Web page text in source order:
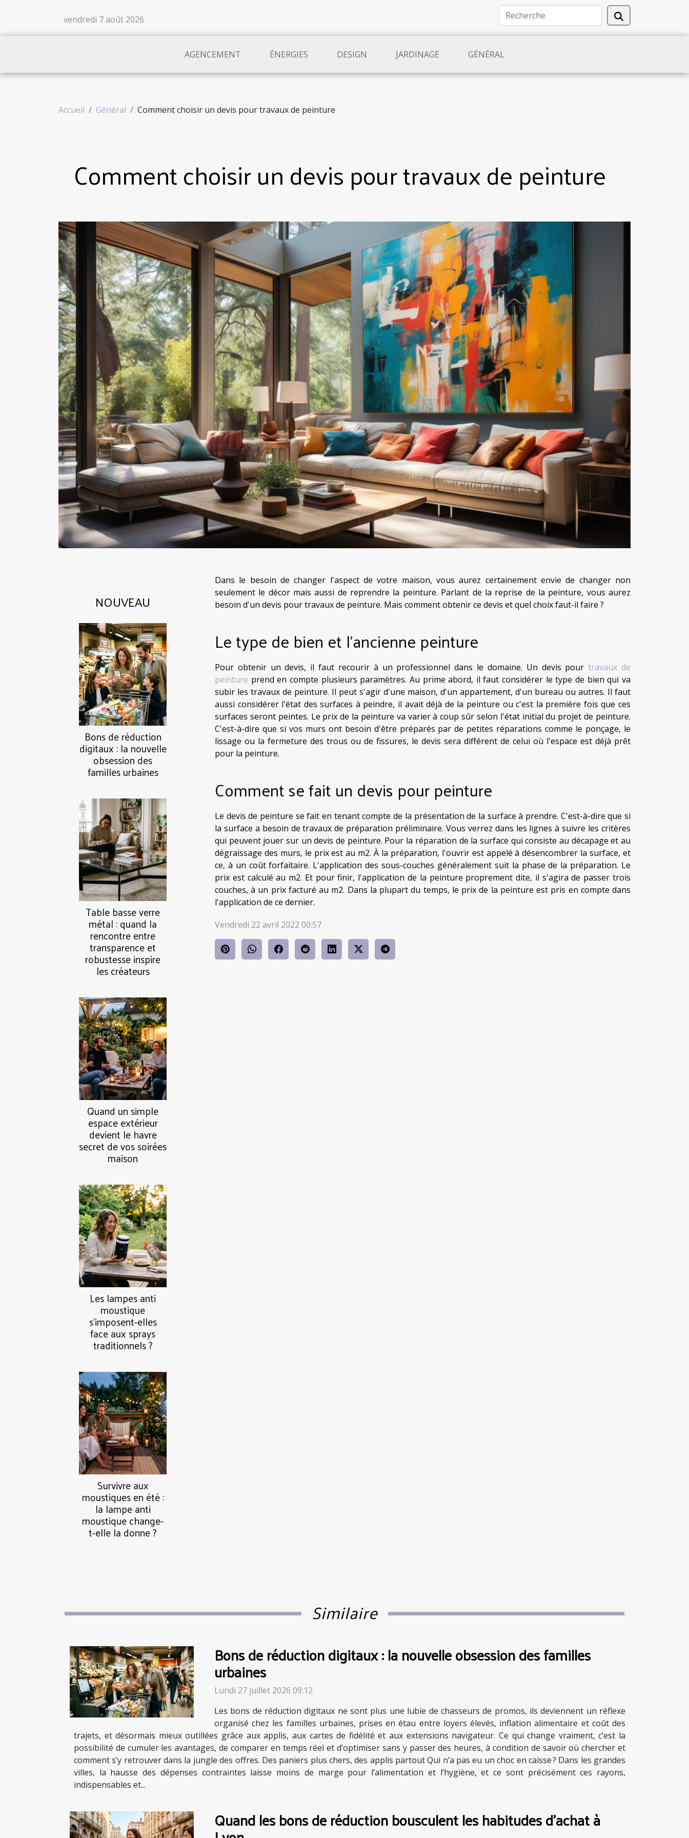
vendredi 7 août 2026
AGENCEMENT ÉNERGIES DESIGN JARDINAGE GÉNÉRAL
Accueil Général Comment choisir un devis pour travaux de peinture
Comment choisir un devis pour travaux de peinture
NOUVEAU
Bons de réduction
digitaux : la nouvelle
obsession des
familles urbaines
Table basse verre
métal : quand la
rencontre entre
transparence et
robustesse inspire
les créateurs
Quand un simple
espace extérieur
devient le havre
secret de vos soirées
maison
Les lampes anti
moustique
s’imposent-elles
face aux sprays
traditionnels ?
Survivre aux
moustiques en été :
la lampe anti
moustique change-
t-elle la donne ?
Dans le besoin de changer l'aspect de votre maison, vous aurez certainement envie de changer non
seulement le décor mais aussi de reprendre la peinture. Parlant de la reprise de la peinture, vous aurez
besoin d'un devis pour travaux de peinture. Mais comment obtenir ce devis et quel choix faut-il faire ?
Le type de bien et l'ancienne peinture
Pour obtenir un devis, il faut recourir à un professionnel dans le domaine. Un devis pourtravaux de
peinture prend en compte plusieurs paramètres. Au prime abord, il faut considérer le type de bien qui va
subir les travaux de peinture. Il peut s'agir d'une maison, d'un appartement, d'un bureau ou autres. Il faut
aussi considérer l'état des surfaces à peindre, il avait déjà de la peinture ou c'est la première fois que ces
surfaces seront peintes. Le prix de la peinture va varier à coup sûr selon l'état initial du projet de peinture.
C'est-à-dire que si vos murs ont besoin d'être préparés par de petites réparations comme le ponçage, le
lissage ou la fermeture des trous ou de fissures, le devis sera différent de celui où l'espace est déjà prêt
pour la peinture.
Comment se fait un devis pour peinture
Le devis de peinture se fait en tenant compte de la présentation de la surface à prendre. C'est-à-dire que si
la surface a besoin de travaux de préparation préliminaire. Vous verrez dans les lignes à suivre les critères
qui peuvent jouer sur un devis de peinture. Pour la réparation de la surface qui consiste au décapage et au
dégraissage des murs, le prix est au m2. À la préparation, l'ouvrir est appelé à désencombrer la surface, et
ce, à un coût forfaitaire. L'application des sous-couches généralement suit la phase de la préparation. Le
prix est calculé au m2. Et pour finir, l'application de la peinture proprement dite, il s'agira de passer trois
couches, à un prix facturé au m2. Dans la plupart du temps, le prix de la peinture est pris en compte dans
l'application de ce dernier.
Vendredi 22 avril 2022 00:57
Similaire
Bons de réduction digitaux : la nouvelle obsession des familles
urbaines
Lundi 27 juillet 2026 09:12
Les bons de réduction digitaux ne sont plus une lubie de chasseurs de promos, ils deviennent un réflexe
organisé chez les familles urbaines, prises en étau entre loyers élevés, inflation alimentaire et coût des
trajets, et désormais mieux outillées grâce aux applis, aux cartes de fidélité et aux extensions navigateur. Ce qui change vraiment, c’est la
possibilité de cumuler les avantages, de comparer en temps réel et d’optimiser sans y passer des heures, à condition de savoir où chercher et
comment s’y retrouver dans la jungle des offres. Des paniers plus chers, des applis partout Qui n’a pas eu un choc en caisse ? Dans les grandes
villes, la hausse des dépenses contraintes laisse moins de marge pour l’alimentation et l’hygiène, et ce sont précisément ces rayons,
indispensables et...
Quand les bons de réduction bousculent les habitudes d’achat à